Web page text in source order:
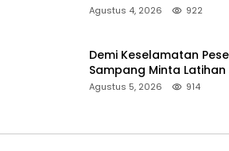
Sumenep
Agustus 4, 2026 922
Demi Keselamatan
Sampang Minta
ke Lokasi Aman
Agustus 5, 2026 914